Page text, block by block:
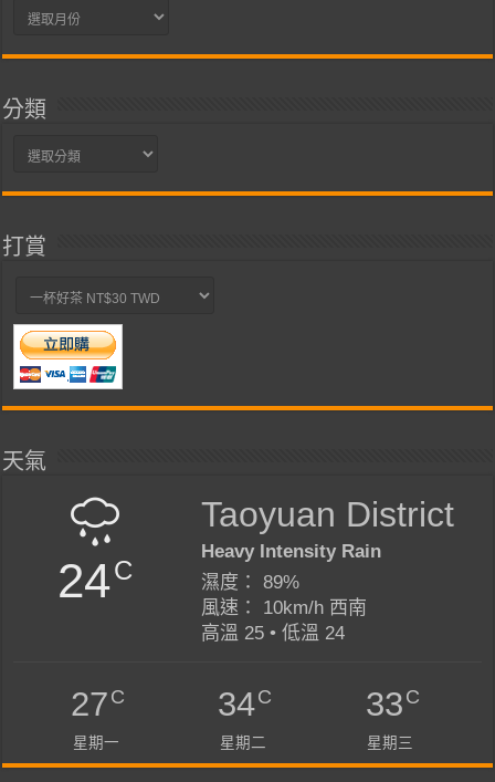
彙
分類
分
打賞
天氣
24C
Taoyuan District
Heavy Intensity Rain
濕度： 89%
風速： 10km/h 西南
高溫 25 • 低溫 24
27C
星期一
34C
星期二
33C
星期三